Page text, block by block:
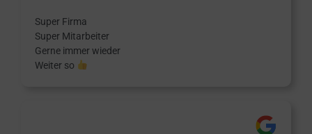
Super Firma
Super Mitarbeiter
Gerne immer wieder
Weiter so